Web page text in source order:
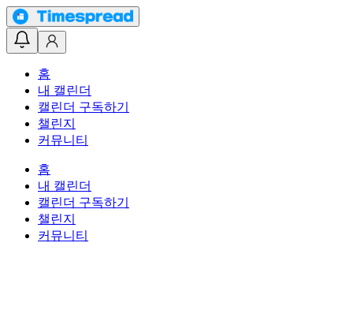
홈
내 캘린더
캘린더 구독하기
챌린지
커뮤니티
홈
내 캘린더
캘린더 구독하기
챌린지
커뮤니티